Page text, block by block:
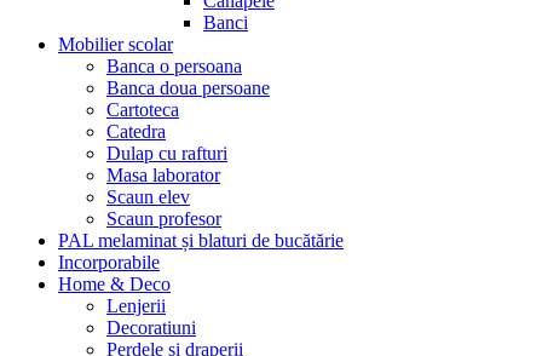
Banci
Mobilier scolar
Banca o persoana
Banca doua persoane
Cartoteca
Catedra
Dulap cu rafturi
Masa laborator
Scaun elev
Scaun profesor
PAL melaminat și blaturi de bucătărie
Incorporabile
Home & Deco
Lenjerii
Decoratiuni
Perdele si draperii